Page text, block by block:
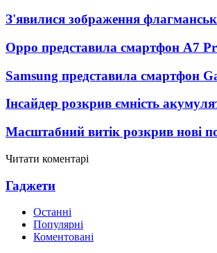
З'явилися зображення
Oppo представила смартфон A7
Samsung представила смартфон
Інсайдер розкрив ємність
Масштабний витік розкрив нові
Читати коментарі
Гаджети
Останні
Популярні
Коментовані